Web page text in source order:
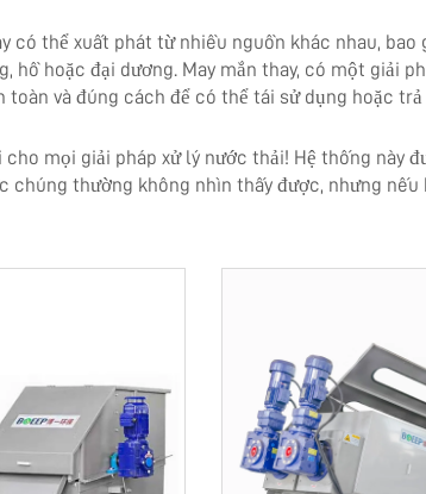
thể xuất phát từ nhiều nguồn khác nhau, bao
hoặc đại dương. May mắn thay, có một giải
và đúng cách để có thể tái sử dụng hoặc
mọi giải pháp xử lý nước thải! Hệ thống này
thường không nhìn thấy được, nhưng